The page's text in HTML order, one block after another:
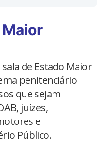
Maior
de Estado Maior
penitenciário
que sejam
juízes,
e
Público.